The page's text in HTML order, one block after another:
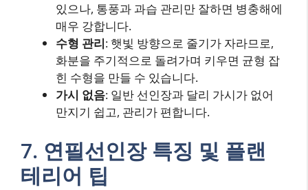
있으나, 통풍과 과습 관리만 잘하면 병충해에
매우 강합니다.
수형 관리: 햇빛 방향으로 줄기가 자라므로,
화분을 주기적으로 돌려가며 키우면 균형 잡
힌 수형을 만들 수 있습니다.
가시 없음: 일반 선인장과 달리 가시가 없어
만지기 쉽고, 관리가 편합니다.
7. 연필선인장 특징 및 플랜
테리어 팁